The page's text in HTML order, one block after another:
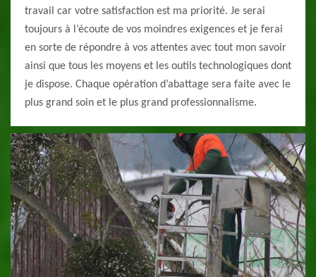
travail car votre satisfaction est ma priorité. Je serai
toujours à l’écoute de vos moindres exigences et je ferai
en sorte de répondre à vos attentes avec tout mon savoir
ainsi que tous les moyens et les outils technologiques dont
je dispose. Chaque opération d’abattage sera faite avec le
plus grand soin et le plus grand professionnalisme.